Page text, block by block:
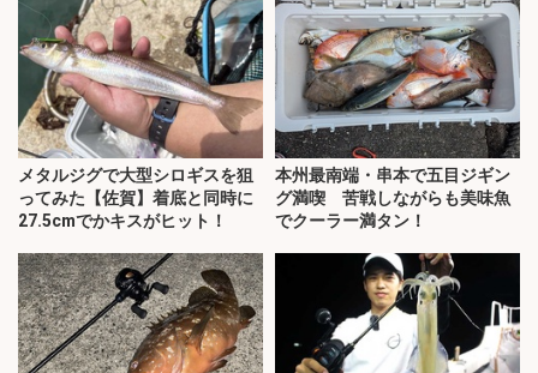
メタルジグで大型シロギスを狙
ってみた【佐賀】着底と同時に
27.5cmでかキスがヒット！
本州最南端・串本で五目ジギン
グ満喫 苦戦しながらも美味魚
でクーラー満タン！